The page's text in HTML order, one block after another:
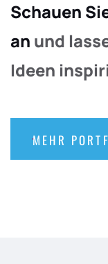
Schauen
an und
Ideen
MEHR